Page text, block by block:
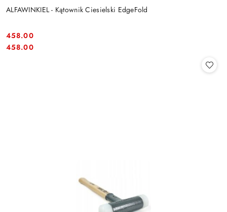
ALFAWINKIEL - Kątownik Ciesielski EdgeFold
Cena:
458.00
Cena:
458.00